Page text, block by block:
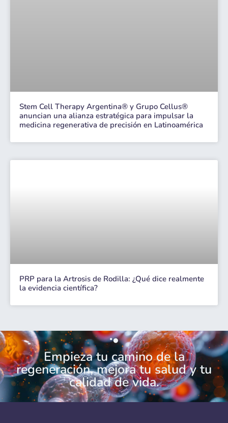
Stem Cell Therapy Argentina® y Grupo Cellus®
anuncian una alianza estratégica para impulsar la
medicina regenerativa de precisión en Latinoamérica
PRP para la Artrosis de Rodilla: ¿Qué dice realmente
la evidencia científica?
Empieza tu camino de la
regeneración, mejora tu salud y tu
calidad de vida.